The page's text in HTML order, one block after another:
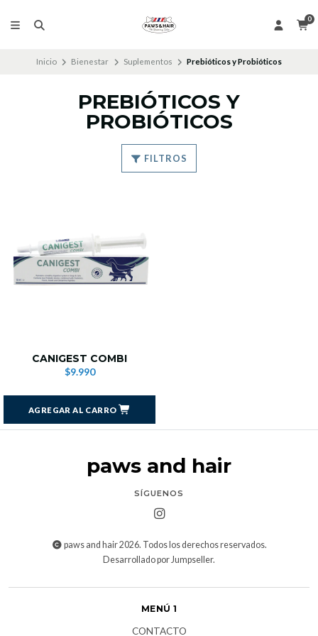
0
Inicio Bienestar Suplementos Prebióticos y Probióticos
PREBIÓTICOS Y
PROBIÓTICOS
FILTROS
CANIGEST COMBI
$9.990
AGREGAR AL CARRO
paws and hair
SÍGUENOS
paws and hair 2026. Todos los derechos reservados.
Desarrollado por Jumpseller.
MENÚ 1
CONTACTO